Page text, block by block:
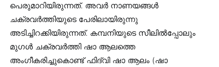
പെരുമാറിയിരുന്നത്. അവർ നാണയങ്ങൾ
ചക്രവർത്തിയുടെ പേരിലായിരുന്നു
അടിച്ചിറക്കിയിരുന്നത്. കമ്പനിയുടെ സീലിൽപ്പോലും
മുഗൾ ചക്രവർത്തി ഷാ ആലത്തെ
അംഗീകരിച്ചുകൊണ്ട് ഫിദ്വി ഷാ ആലം (ഷാ